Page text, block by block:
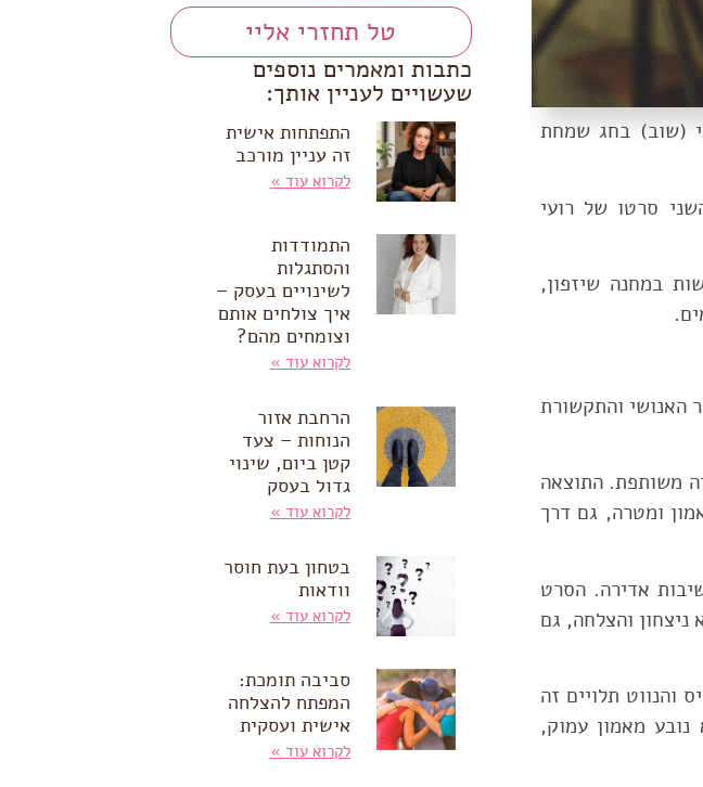
(שוב) בחג שמחת
לביא, והשני סרטו של רועי
במחנה שיזפון,
האנושי והתקשורת
משותפת. התוצאה
ומטרה, גם דרך
אדירה. הסרט
והצלחה, גם
והנווט תלויים זה
מאמון עמוק,
טל תחזרי אליי
כתבות ומאמרים נוספים
שעשויים לעניין אותך:
התפתחות אישית
זה עניין מורכב
לקרוא עוד »
התמודדות
והסתגלות
לשינויים בעסק –
איך צולחים אותם
וצומחים מהם?
לקרוא עוד »
הרחבת אזור
הנוחות – צעד
קטן ביום, שינוי
גדול בעסק
לקרוא עוד »
בטחון בעת חוסר
וודאות
לקרוא עוד »
סביבה תומכת:
המפתח להצלחה
אישית ועסקית
לקרוא עוד »